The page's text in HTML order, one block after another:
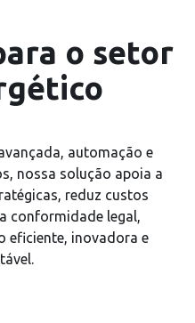
o setor
automação e
nossa solução apoia a
reduz custos
conformidade legal,
eficiente, inovadora e